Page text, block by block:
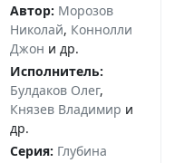
Автор: Морозов
Николай, Коннолли
Джон и др.
Исполнитель:
Булдаков Олег,
Князев Владимир и
др.
Серия: Глубина